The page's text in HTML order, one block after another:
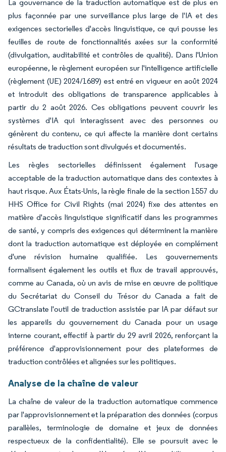
La gouvernance de la traduction automatique est de plus en
plus façonnée par une surveillance plus large de l'IA et des
exigences sectorielles d'accès linguistique, ce qui pousse les
feuilles de route de fonctionnalités axées sur la conformité
(divulgation, auditabilité et contrôles de qualité). Dans l'Union
européenne, le règlement européen sur l'intelligence artificielle
(règlement (UE) 2024/1689) est entré en vigueur en août 2024
et introduit des obligations de transparence applicables à
partir du 2 août 2026. Ces obligations peuvent couvrir les
systèmes d'IA qui interagissent avec des personnes ou
génèrent du contenu, ce qui affecte la manière dont certains
résultats de traduction sont divulgués et documentés.
Les règles sectorielles définissent également l'usage
acceptable de la traduction automatique dans des contextes à
haut risque. Aux États-Unis, la règle finale de la section 1557 du
HHS Office for Civil Rights (mai 2024) fixe des attentes en
matière d'accès linguistique significatif dans les programmes
de santé, y compris des exigences qui déterminent la manière
dont la traduction automatique est déployée en complément
d'une révision humaine qualifiée. Les gouvernements
formalisent également les outils et flux de travail approuvés,
comme au Canada, où un avis de mise en œuvre de politique
du Secrétariat du Conseil du Trésor du Canada a fait de
GCtranslate l'outil de traduction assistée par IA par défaut sur
les appareils du gouvernement du Canada pour un usage
interne courant, effectif à partir du 29 avril 2026, renforçant la
préférence d'approvisionnement pour des plateformes de
traduction contrôlées et alignées sur les politiques.
Analyse de la chaîne de valeur
La chaîne de valeur de la traduction automatique commence
par l'approvisionnement et la préparation des données (corpus
parallèles, terminologie de domaine et jeux de données
respectueux de la confidentialité). Elle se poursuit avec le